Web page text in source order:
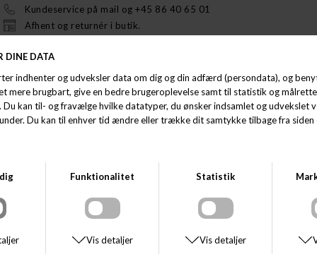
Kundeservice på mail og +45 86 40 65 01
Afhent og returnér i butik.
Smuk strik fra Bruuns Bazaar dom tilbyder både stil og komfort. Med sin
løse pasform og korte ærmer er denne strikkede sweater perfekt til
hverdagsbrug, men er også nem at dresse op. Style den med et par jeans
for et stilrent hverdags outfit.
- 56% Viskose, 26% Polyamid
- Sand
SE STØRRELSESGUIDE
DU VIL MÅSKE OGSÅ KUNNE LIDE DISSE STYLES